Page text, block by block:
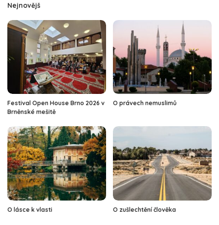
Nejnovějš
Festival Open House Brno 2026 v
Brněnské mešitě
O právech nemuslimů
O lásce k vlasti O zušlechtění člověka